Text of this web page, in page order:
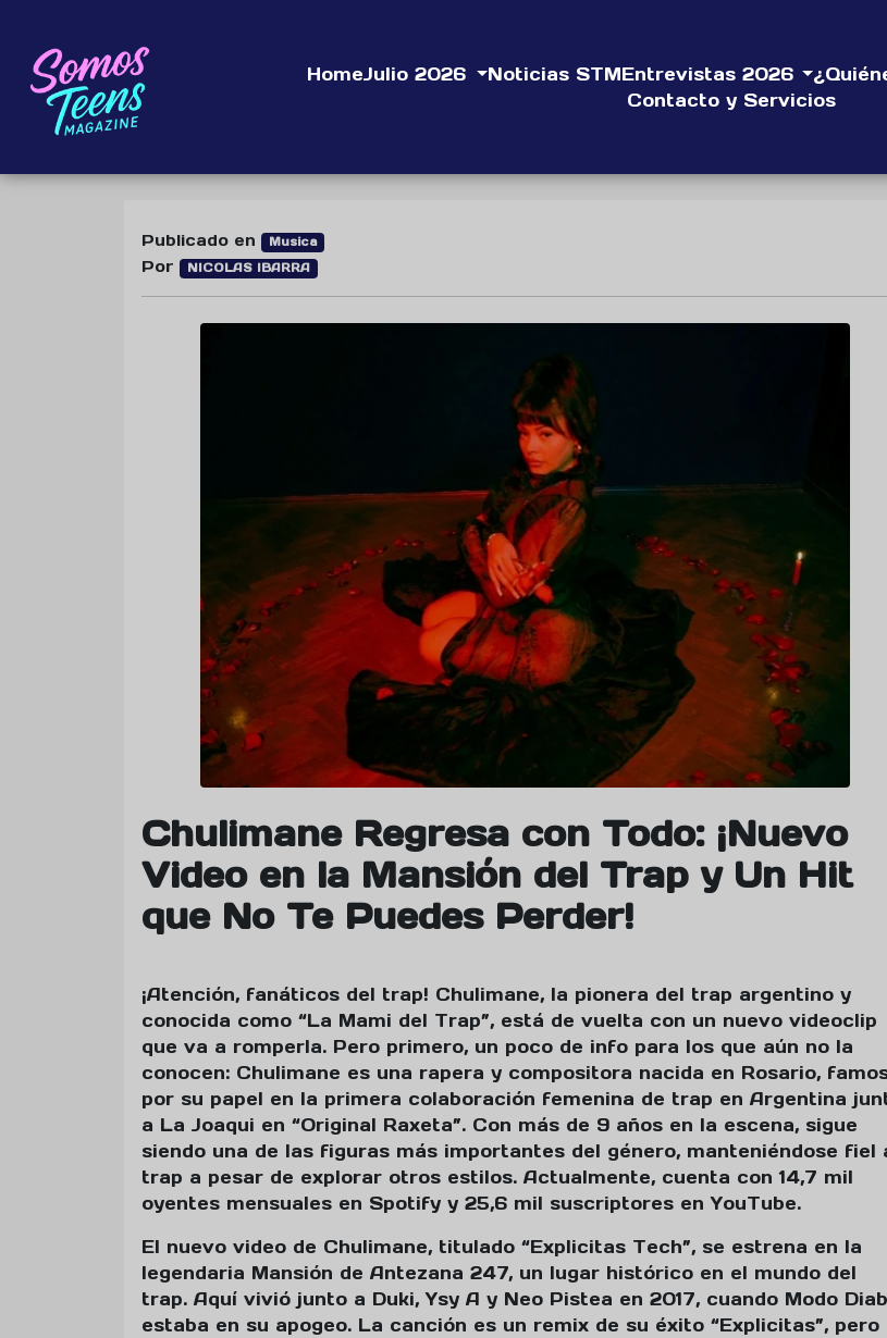
HomeJulio 2026 Noticias STMEntrevistas 2026
Contacto y Servicios
Publicado en Musica
Por NICOLAS IBARRA
Chulimane Regresa con Todo: ¡Nuevo
Video en la Mansión del Trap y Un Hit
que No Te Puedes Perder!
¡Atención, fanáticos del trap! Chulimane, la pionera del trap argentino y
conocida como “La Mami del Trap”, está de vuelta con un nuevo videoclip
que va a romperla. Pero primero, un poco de info para los que aún no la
conocen: Chulimane es una rapera y compositora nacida en Rosario,
por su papel en la primera colaboración femenina de trap en Argentina
a La Joaqui en “Original Raxeta”. Con más de 9 años en la escena, sigue
siendo una de las figuras más importantes del género, manteniéndose fiel
trap a pesar de explorar otros estilos. Actualmente, cuenta con 14,7 mil
oyentes mensuales en Spotify y 25,6 mil suscriptores en YouTube.
El nuevo video de Chulimane, titulado “Explicitas Tech”, se estrena en la
legendaria Mansión de Antezana 247, un lugar histórico en el mundo del
trap. Aquí vivió junto a Duki, Ysy A y Neo Pistea en 2017, cuando Modo
estaba en su apogeo. La canción es un remix de su éxito “Explicitas”, pero